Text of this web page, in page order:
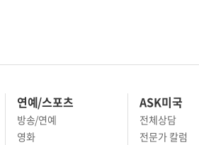
연예/스포츠
방송/연예
영화
ASK미국
전체상담
전문가 칼럼